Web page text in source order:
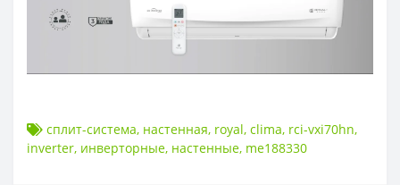
сплит-система, настенная, royal, clima, rci-vxi70hn,
inverter, инверторные, настенные, me188330